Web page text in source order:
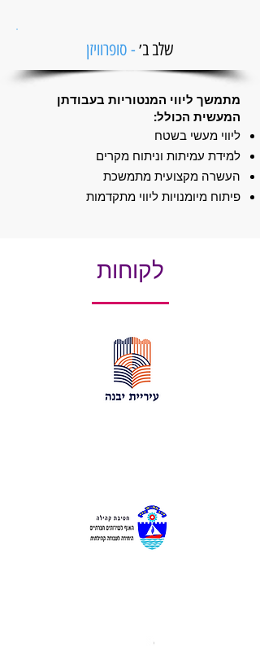
שלב ב׳- סופרוויזן
מתמשך ליווי המנטוריות בעבודתן
המעשית הכולל:
ליווי מעשי בשטח
למידת עמיתות וניתוח מקרים
העשרה מקצועית מתמשכת
פיתוח מיומנויות ליווי מתקדמות
לקוחות